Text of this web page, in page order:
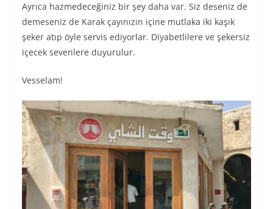
Ayrıca hazmedeceğiniz bir şey daha var. Siz deseniz de
demeseniz de Karak çayınızın içine mutlaka iki kaşık
şeker atıp öyle servis ediyorlar. Diyabetlilere ve şekersiz
içecek sevenlere duyurulur.
Vesselam!